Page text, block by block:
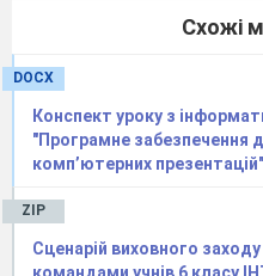
Мотивація
Ми неодноразово
Схожі
DOCX
Конспект уроку з
"Програмне забезпечення
комп’ютерних презентацій"
ZIP
Сценарій виховного
командами учнів 6 класу